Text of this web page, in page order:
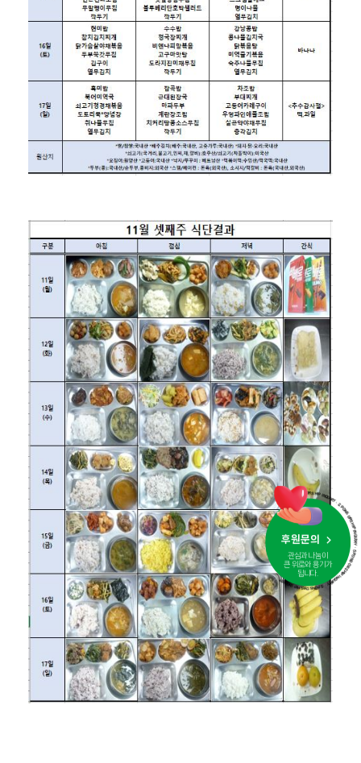
· SPONSORSHIP INQUIRY · SPONSORSHIP INQUIRY · SPONSORSHIP
후원문의
관심과 나눔이
큰 위로와 용기가
됩니다.